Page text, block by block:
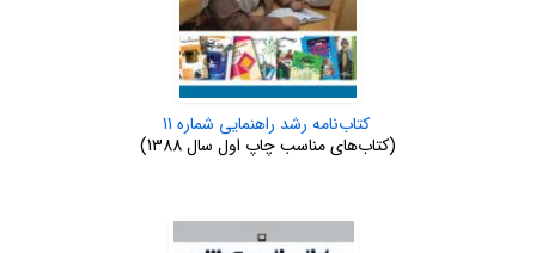
کتاب‌نامه رشد راهنمایی شماره 11
(کتاب‌های مناسب چاپ اول سال 1388)